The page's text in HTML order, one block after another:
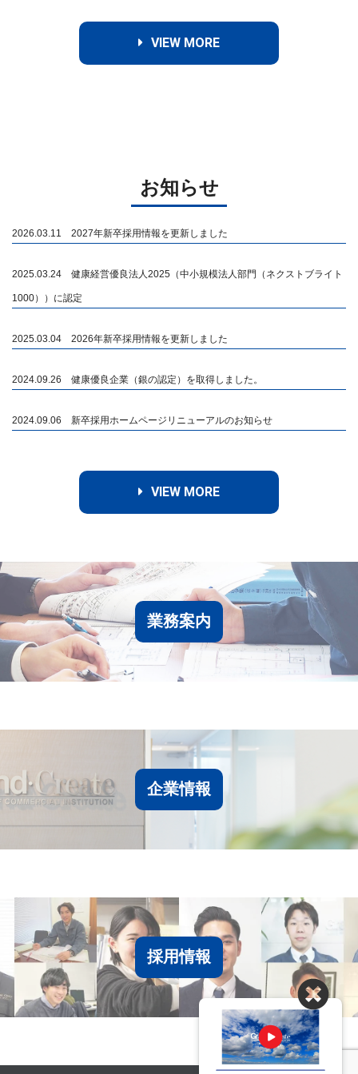
VIEW MORE
お知らせ
2026.03.11 2027年新卒採用情報を更新しました
2025.03.24 健康経営優良法人2025（中小規模法人部門（ネクストブライト
1000））に認定
2025.03.04 2026年新卒採用情報を更新しました
2024.09.26 健康優良企業（銀の認定）を取得しました。
2024.09.06 新卒採用ホームページリニューアルのお知らせ
VIEW MORE
業務案内
企業情報
採用情報